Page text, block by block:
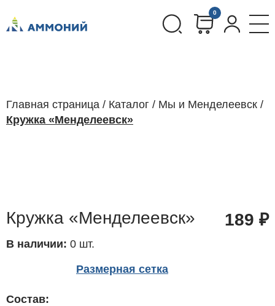
0
Главная страница / Каталог / Мы и Менделеевск /
Кружка «Менделеевск»
Кружка «Менделеевск» 189 ₽
В наличии: 0 шт.
Размерная сетка
Состав: